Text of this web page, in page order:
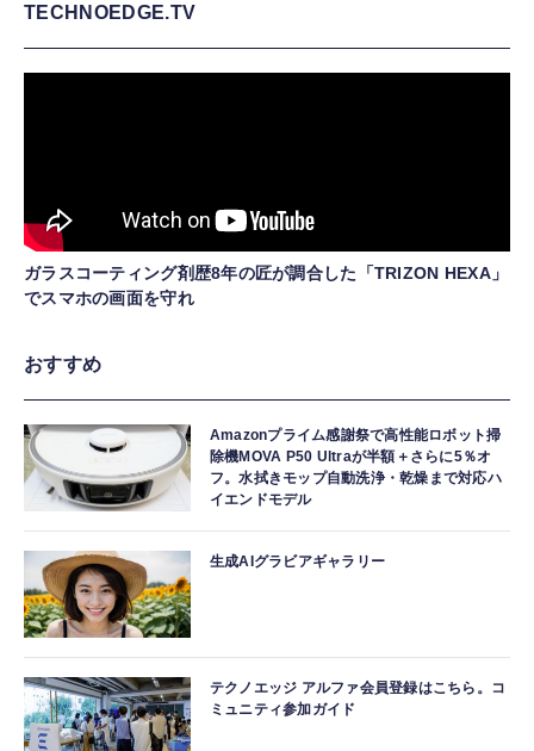
TECHNOEDGE.TV
ガラスコーティング剤歴8年の匠が調合した「TRIZON HEXA」
でスマホの画面を守れ
おすすめ
Amazonプライム感謝祭で高性能ロボット掃
除機MOVA P50 Ultraが半額＋さらに5％オ
フ。水拭きモップ自動洗浄・乾燥まで対応ハ
イエンドモデル
生成AIグラビアギャラリー
テクノエッジ アルファ会員登録はこちら。コ
ミュニティ参加ガイド